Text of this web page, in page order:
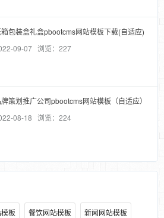
包装盒礼盒pbootcms网站模板下载(自适应)
09-07 浏览：227
策划推广公司pbootcms网站模板（自适应）
08-18 浏览：224
板 餐饮网站模板 新闻网站模板